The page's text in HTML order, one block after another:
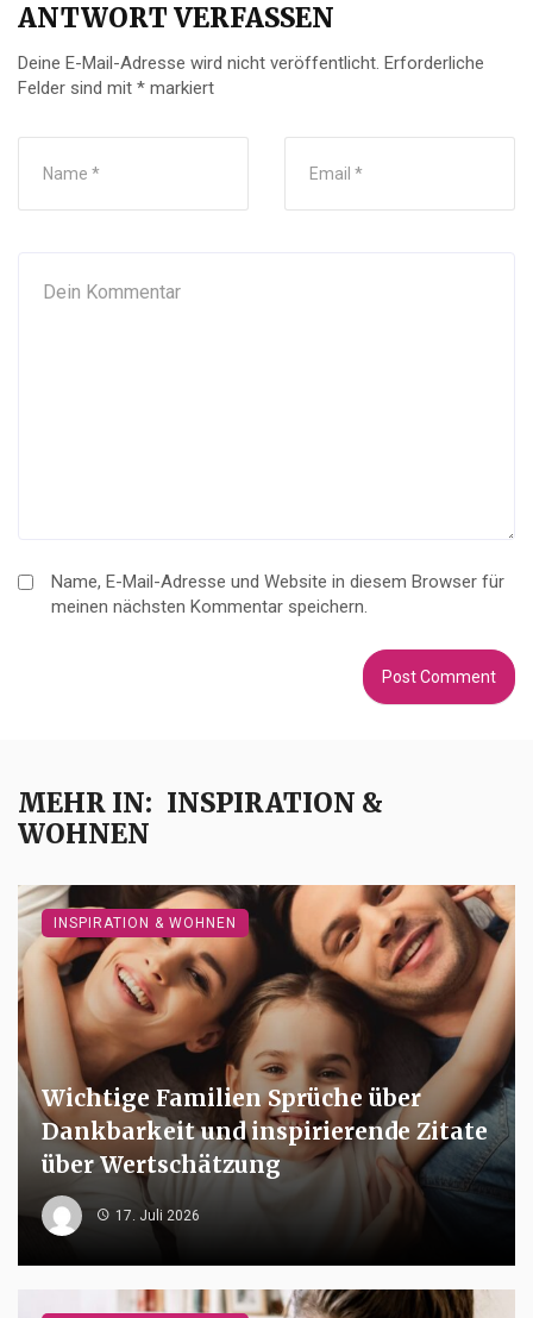
ANTWORT VERFASSEN
Deine E-Mail-Adresse wird nicht veröffentlicht. Erforderliche
Felder sind mit * markiert
Name, E-Mail-Adresse und Website in diesem Browser für
meinen nächsten Kommentar speichern.
MEHR IN: INSPIRATION &
WOHNEN
Wichtige Familien Sprüche über
Dankbarkeit und inspirierende Zitate
über Wertschätzung
17. Juli 2026
INSPIRATION & WOHNEN